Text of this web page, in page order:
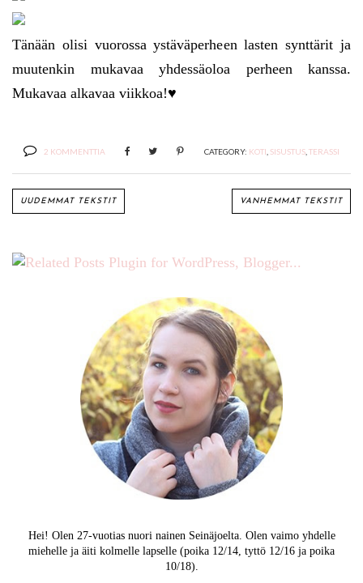
Tänään olisi vuorossa ystäväperheen lasten synttärit ja
muutenkin mukavaa yhdessäoloa perheen kanssa.
Mukavaa alkavaa viikkoa!♥
2 KOMMENTTIA CATEGORY: KOTI, SISUSTUS,TERASSI
UUDEMMAT TEKSTIT VANHEMMAT TEKSTIT
Hei! Olen 27-vuotias nuori nainen Seinäjoelta. Olen vaimo yhdelle
miehelle ja äiti kolmelle lapselle (poika 12/14, tyttö 12/16 ja poika
10/18).